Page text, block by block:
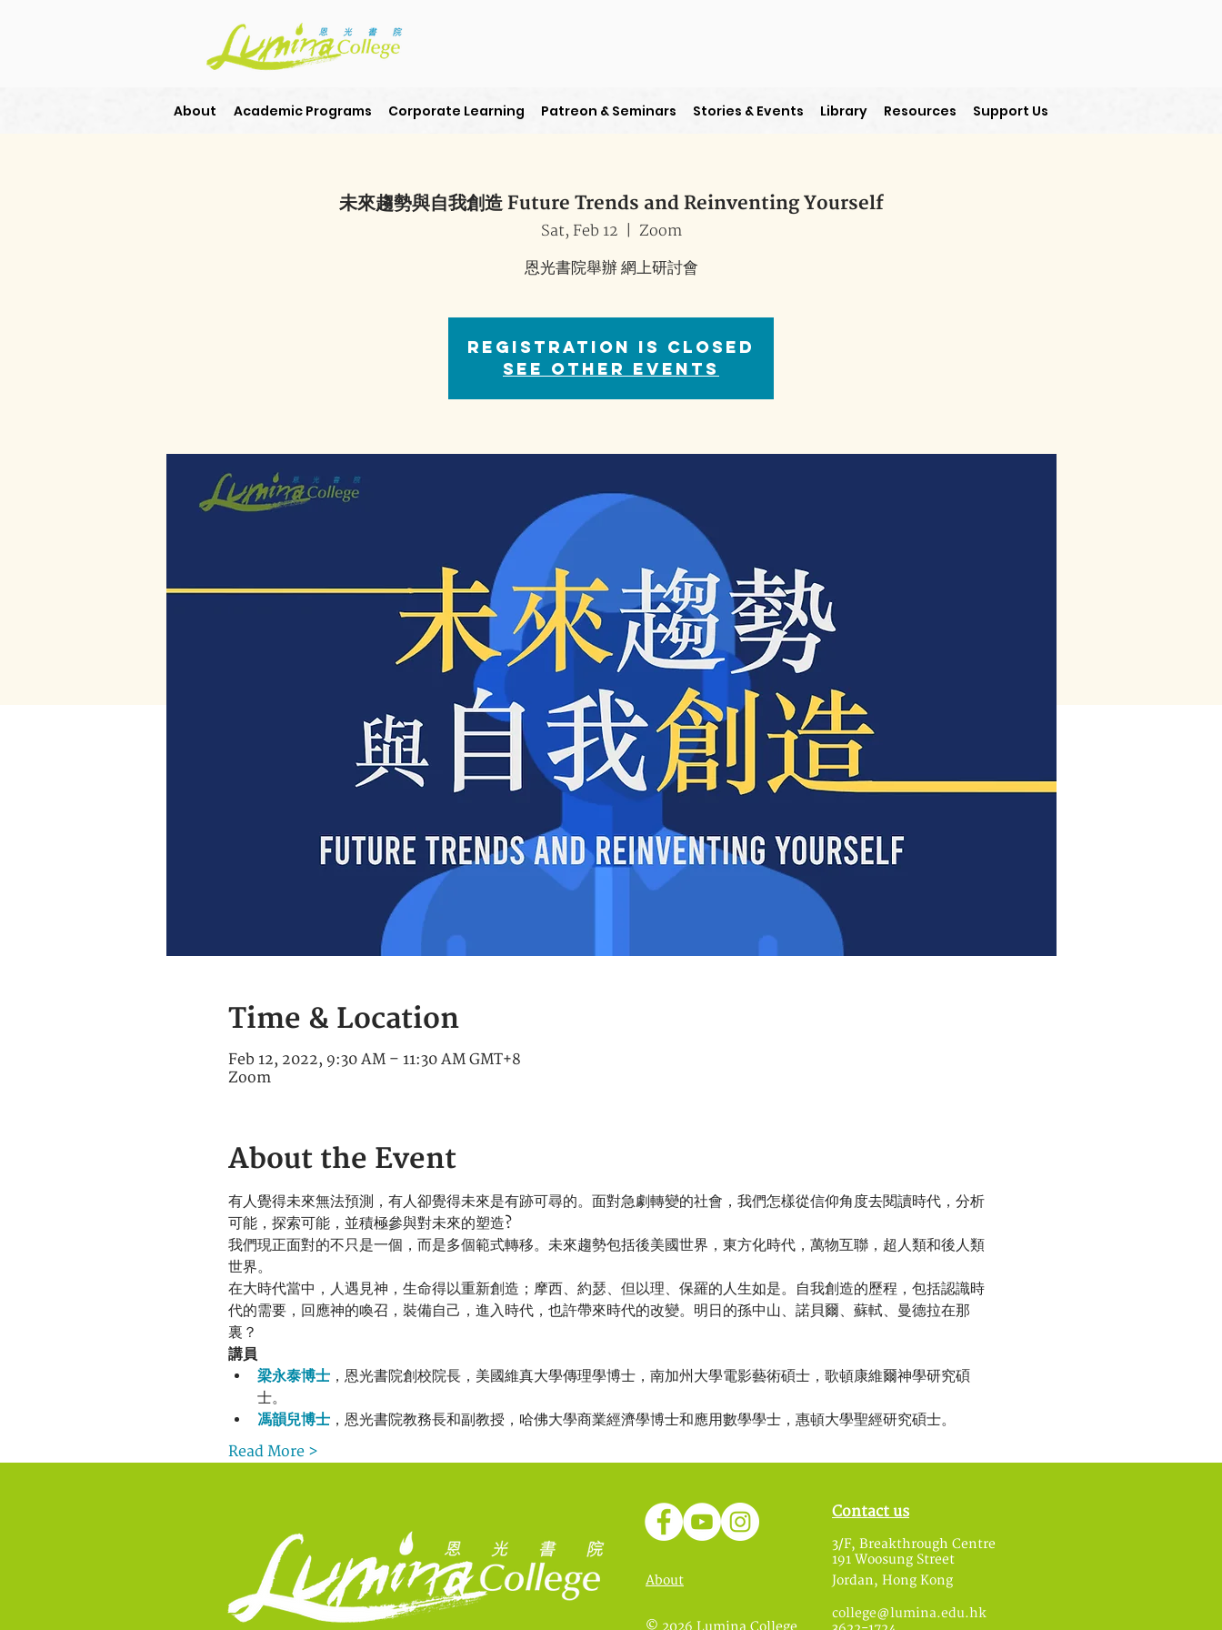
About Academic Programs Corporate Learning Patreon & Seminars Stories & Events Library Resources Support Us
未來趨勢與自我創造 Future Trends and Reinventing Yourself
Sat, Feb 12 Zoom
恩光書院舉辦 網上研討會
Registration is Closed
See other events
Time & Location
Feb 12, 2022, 9:30 AM – 11:30 AM GMT+8
Zoom
About the Event
有人覺得未來無法預測，有人卻覺得未來是有跡可尋的。面對急劇轉變的社會，我們怎樣從信仰角度去閱讀時代，分析
可能，探索可能，並積極參與對未來的塑造?
我們現正面對的不只是一個，而是多個範式轉移。未來趨勢包括後美國世界，東方化時代，萬物互聯，超人類和後人類
世界。
在大時代當中，人遇見神，生命得以重新創造；摩西、約瑟、但以理、保羅的人生如是。自我創造的歷程，包括認識時
代的需要，回應神的喚召，裝備自己，進入時代，也許帶來時代的改變。明日的孫中山、諾貝爾、蘇軾、曼德拉在那
裏？
講員
梁永泰博士，恩光書院創校院長，美國維真大學傳理學博士，南加州大學電影藝術碩士，歌頓康維爾神學研究碩
士。
馮韻兒博士，恩光書院教務長和副教授，哈佛大學商業經濟學博士和應用數學學士，惠頓大學聖經研究碩士。
Read More >
About
© 2026 Lumina College
Contact us
3/F, Breakthrough Centre
191 Woosung Street
Jordan, Hong Kong
college@lumina.edu.hk